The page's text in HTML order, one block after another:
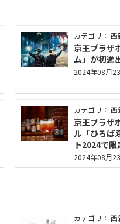
カテゴリ：
京王プラザ
ム」が初進
2024年08月
カテゴリ：
京王プラザ
ル「ひろば
ト2024で
2024年08月
カテゴリ： 西